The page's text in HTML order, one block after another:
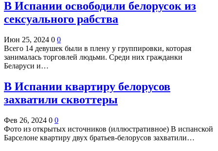
В Испании освободили белорусок из
сексуального рабства
Июн 25, 2024 0 0
Всего 14 девушек были в плену у группировки, которая
занималась торговлей людьми. Среди них гражданки
Беларуси и…
В Испании квартиру белорусов
захватили сквоттеры
Фев 26, 2024 0 0
Фото из открытых источников (иллюстративное) В испанской
Барселоне квартиру двух братьев-белорусов захватили…